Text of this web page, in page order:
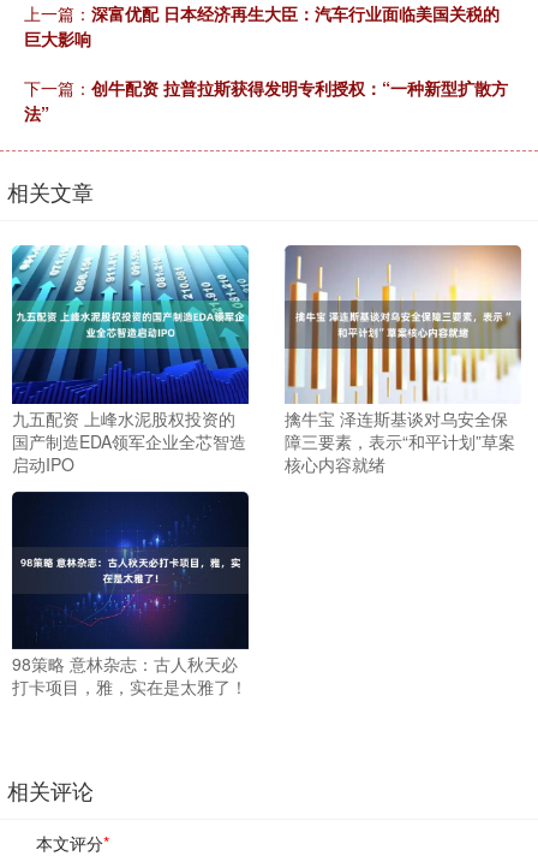
上一篇： 深富优配 日本经济再生大臣：汽车行业面临美国关税的
巨大影响
下一篇： 创牛配资 拉普拉斯获得发明专利授权：“一种新型扩散方
法”
相关文章
九五配资 上峰水泥股权投资的
国产制造EDA领军企业全芯智造
启动IPO
擒牛宝 泽连斯基谈对乌安全保
障三要素，表示“和平计划”草案
核心内容就绪
98策略 意林杂志：古人秋天必
打卡项目，雅，实在是太雅了！
相关评论
本文评分*